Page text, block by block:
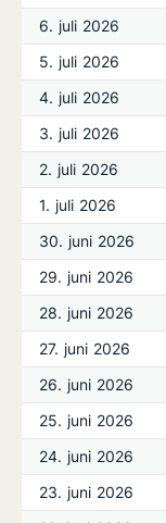
6. juli 2026
5. juli 2026
4. juli 2026
3. juli 2026
2. juli 2026
1. juli 2026
30. juni 2026
29. juni 2026
28. juni 2026
27. juni 2026
26. juni 2026
25. juni 2026
24. juni 2026
23. juni 2026